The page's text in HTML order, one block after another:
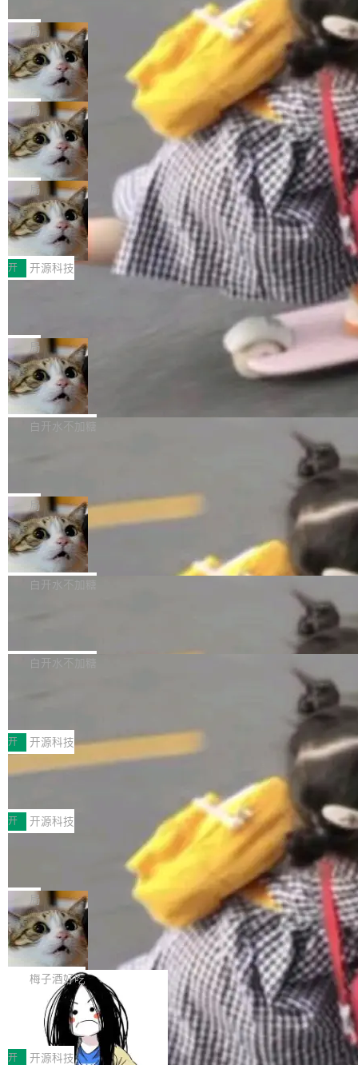
式”为主题，直面AI从实验室走向规模化产业落地
的核心质量命题。会上，《2026智能研发生产力
工具选型手册》发布，Testin云测的Testin XAge
nt智能测试系统入选AI测试领域代表产品。对CI
O而言，这提示了一个转变：AI测试正在从效率
工具升级为企业的质量基础设施。 CIO面对的新
现实 过去两年，CIO们的焦虑清单上多了两项：
一是如何让大模型和智能体应用安全地从PoC走
向生产，二是如何让测试团队跟得上AI应用...
有一种东西，一旦用过就回不去了。Alex Fedos
eev 管它叫"软件设计的基石"。 他说的东西不新
鲜——代数数据类型（ADT），尤其是和类型
（sum type）。但他说清楚了一件事：这不是类
型系统的学术体操，是日常编码的思维方式。 文
章从一个简单的例子切入。一个网站的深色主题
设置，如果用布尔值 + 可空字段来表示——bool
ean 表示是否可切换，nullable 的默认模式、浅
色方案、深色方案——会产生大量无意义的组
合。方案缺了、配置冲突了、全 null 了。要知道
哪些组合有效，作者说，你得靠"文档、校验、或
者部落知识"。 换个写法。Rust 的 enum，两个
变体：Switchable...
局
Cloudflare 开源内部企业 AI 平台 Clou
dflare OS
Cloudflare 发布了一个开源项目 Cloudflare O
S。如果你只看官方博客，你会觉得这是又一
个"AI 知识库 + 聊天机器人"——每个大厂都在
做，没什么新鲜的。 但 Kenton Varda 在 Twitte
r 上把事情说清楚了： 今天我们发布了 Cloudfla
re OS，一个带连接器的聊天机器人，跟其他所
有科技公司做的一样。只不过，实际上它不一
样。这是 Sandstorm.io 的重制版，我十年前的
那个创业公司。不同的是，这次它构建在 Cloudf
lare Workers 上——我花了九年时间搭建的平台
——并且深度集成了 AI。这基本上是我十年秘密
局
Deno 团队开源 Celld，可自托管的分
布式 Durable Objects
Ryan Dahl 领导的 Deno 团队推出了最新开源项
目 Celld，一个能在自己机器上运行 Cloudflare
Workers 和 Durable Objects 的守护进程。 设
计思路很直接：每个对象是一个独立的 SQLite
数据库，按名称寻址，复制到你自己的 S3 兼容
存储库里。节点之间只通过这个存储库协调——
没有控制平面，没有共识协议。每个对象自带一
个小型数据库，应用天然按分片构建，单个数据
库的竞争和爆炸半径问题在设计层面就被消除
了。 闲置的 cell 会休眠到几乎不占资源。当 cel
l 迁移或唤醒时，新宿主从 S3 恢复 SQLite 数据
库继续执行。存储库是持久化的唯一真相...
局
鲁大师7月新机性能/流畅/AI榜：vivo夺
性能、流畅双第一，三星Galaxy Z系列
新折叠缺席
2026年7月的手机市场，由于存储等硬件成本暴
增，手机厂商的日子也不好过啊，新机速度明显
放缓，因此硝烟味淡了许多。新机参数规格除开
高价的三星折叠（三星Galaxy Z Fold8 Ultra / Z
Fold8 / Z Flip8）外，其余要么是中低端机器，
例如iQOO Z11i、REDMI Note 17、REDMI No
te 17 Pro、OPPO K15，要么是vivo X300 E这
样的次旗舰。 Galaxy Z Fold8 Ultra / Z Fold8 /
Z Flip8三款折叠屏新机均在7月22日发布，且全
部搭载骁龙8 Elite Gen5 for Galaxy，它们本该
开 开源科技
Zed 编辑器团队发布了新项目——DeltaDB，一
个在 git commit 之间记录每一次编辑操作的版
本控制系统。目前处于 Early Access 阶段。 De
ltaDB 的核心思路直接写在 landing page 最显
眼的位置：「Software is made between com
mits」——软件是在 commit 之间写出来的。git
是把这段空隙补上。 回退到任何一次编辑：Delt
aDB 捕获 commit 之间的每一次操作，...
局
SpaceXAI 单季资本开支达 183 亿美元
根据风险投资人Tomer Tunguz 博客（VC 分
析）披露的最新分析与第二季度业绩报告，Spac
微软同期总资本开支的四成。 与亚马逊、Alpha
bet、微软以及 Meta 等传统科技巨头相比，Spa
ceXAI的资金消耗速度尤为引人瞩目。然而，支
撑庞大支出的资金来源却呈现出截然不同的面
貌。数据显示，微软和 Meta 主要依托充沛的经
白开水不加糖
一个在终端里运行的编程 agent；Muse Spark
1.2，驱动这个 agent 的新模型。一句话概括：
你可以用 curl -fsSL https://dev.meta.ai/install.
sh | bash 安装一个能在大项目里自动规划、写
代码、验证结果的 AI 终端工具。 据介绍，Muse
个主 agent 循环，外加一组后台 agent。这些后
局
美团开源 LoHoSearch，用知识图谱校
准 AI 能力认知
机器出题的前提，是让机器拥有全局视野。整个
构建流程可以分为四个环节：建图 → 控制难度
白开水不加糖
库，并将作为transport接入Mooncake TENT。
MPComm将作为一种传输引擎接入Mooncake T
ENT，实现零拷贝传输性能提升30%、非零拷贝
传输性能最高提升5倍。UCL-MPComm底层基
于自研UCL-Engine通信引擎，后续腾讯网平将
持续开源更多基于UCL-Engine的高性能通信组
件。 腾讯网平团队在UCL-MPComm中实现了一
个独立于业务线程的全局通信引擎（Engine），
白开水不加糖
型案例入选名单》，深信服“面向企业研发场景的
开源 AI 编程平台 CoStrict 应用”凭借卓越的技术
创新与落地成效成功入选。 全链路私有化部署，
助力企业AI研发安全落地 当前，越来越多企业已
经开始引入 AI Coding 工具，通过调用公有云模
型或企业内部部署模型提升研发效率。但随着 AI
Coding 从个人辅助工具逐步走向团队级、组织
级应用，企业在规模化落地过程中，对安全性、
可控性和代码质量提出了更高要求。 首先是数据
安全与合规要求。对于大多数普通研发场景，公
有云模型能够满足快速试用和效率提升的需求。
但对于金融、能源、医疗等对数据安全要求较...
开 开源科技
深信服AI算力网关入选工信部人工智能
前不久，工业和信息化部正式发布《2025年人工
智能应用典型案例名单》，集中展示人工智能在
各领域的应用成果，覆盖技术底座、行业赋能、
产品应用、支撑保障、专题等五大方向。深信服
AI算力网关（AI创新平台）成功入选！ 随着各行
各业的Agent走向规模化建设，算力构成形态逐
渐丰富，用户关注的重点也在发生变化：不只是
让AI用起来，还要进一步看清混合算力时代下，
Token花在哪里、算力是否被充分利用，以及持
续增长的AI成本该如何优化。 深信服AI算力网关
正是围绕这些实际问题，从Token治理和成本治
理两个方面，让用户的每一份算力都看得清、管
得住、用得稳、省得下、更安全！ 一、从现在开
始，Token使用一目...
开 开源科技
Jeff Dean 离开 Google：一个时代的结
束，一个实验室的开始
Google 员工编号 20。MapReduce 作者之一。
Bigtable 作者之一。TensorFlow 的作者之一。
Gemini 的架构师。Google 首席科学家。 Jeff D
ean 在 Google 工作了 27 年后，宣布离职。 他
不是一个人走。一同离开的还有 Sanjay Ghema
wat（Google 员工编号 23，Jeff Dean 二十多
年的编程搭档，MapReduce 和 Bigtable 的共同
作者）、Quoc Le（Google 大脑核心成员，Se
q2Seq 和 DocAI 的共同发明人）以及 Oriol Vin
yals（Gemini 联合负责人，AlphaSta...
局
🔥 SolonCode v2026.8.4 发布：界面
字体可调、22 种语言、记忆搜索增强
打开终端就能上岗的全中文编码智能体，这一轮
把「看得清、用母语、记得住」三件事一次补
齐。 SolonCode 是什么 SolonCode 是杭州无
耳科技研发的企业级终端编码智能体——一位全
中文驱动的数字员工，自主理解需求、规划步
骤、编写代码。不挑模型、不挑平台，curl 一行
梅子酒好吃
让“代码语义理解”深度释放AI Coding
价值潜能：华为云码道（CodeArts）
代码仓技术解析
一、代码仓深度理解技术的作用与价值 在软件工
程实践中，代码仓是企业核心知识资产的主要载
开 开源科技